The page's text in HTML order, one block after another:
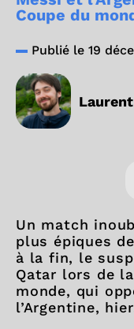
Coupe du
Publié le 19
Un match
plus épiques
à la fin, le
Qatar lors de
monde, qui
l’Argentine,